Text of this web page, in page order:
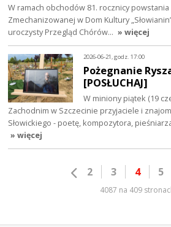
W ramach obchodów 81. rocznicy
Zmechanizowanej w Dom Kultury
uroczysty Przegląd Chórów… » więcej
2026-06-21, godz. 17:00
Pożegnanie
[POSŁUCHAJ]
W miniony piątek (19
Zachodnim w Szczecinie przyjaciele i
Słowickiego - poetę, kompozytora,
» więcej
2 3 4 5
4087 na 409